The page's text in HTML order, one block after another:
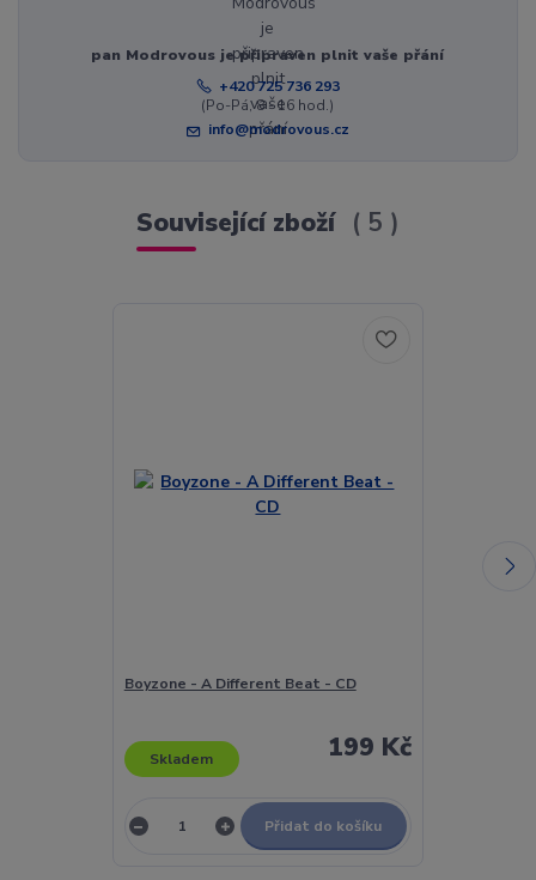
pan Modrovous je připraven plnit vaše přání
+420 725 736 293
(Po-Pá, 8 - 16 hod.)
info@modrovous.cz
Související zboží 5
Boyzone - A Different Beat - CD
199 Kč
Skladem
Přidat do košíku